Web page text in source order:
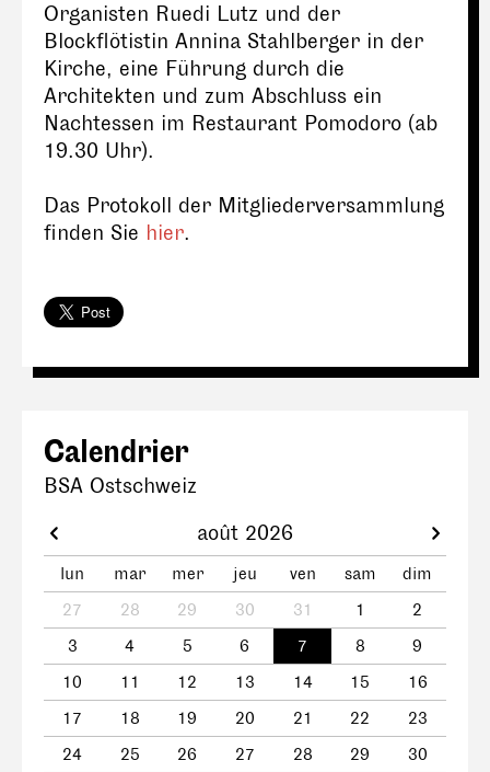
Organisten Ruedi Lutz und der
Blockflötistin Annina Stahlberger in der
Kirche, eine Führung durch die
Architekten und zum Abschluss ein
Nachtessen im Restaurant Pomodoro (ab
19.30 Uhr).
Das Protokoll der Mitgliederversammlung
finden Sie hier.
Calendrier
BSA Ostschweiz
août 2026
lun mar mer jeu ven sam
dim
27
28 29 30 31 1
2
3
4 5 6 7 8
9
10
11 12 13 14 15
16
17
18 19 20 21 22
23
24
25 26 27 28 29
30